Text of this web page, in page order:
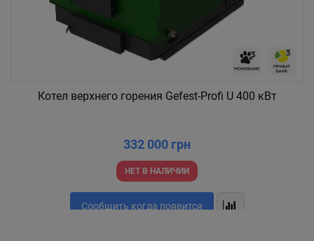
Котел верхнего горения Gefest-Profi U 400 кВт
332 000 грн
НЕТ В НАЛИЧИИ
Сообщить когда появится